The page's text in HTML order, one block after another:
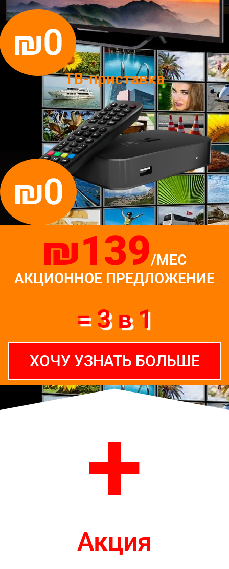
₪0
ТВ-приставка
₪0
₪139/МЕС
АКЦИОННОЕ ПРЕДЛОЖЕНИЕ
= 3 в 1
ХОЧУ УЗНАТЬ БОЛЬШЕ
+
Акция